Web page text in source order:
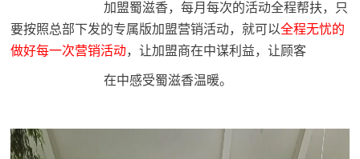
加盟蜀滋香，每月每次的活动全程帮扶，只
要按照总部下发的专属版加盟营销活动，就可以全程无忧的
做好每一次营销活动，让加盟商在中谋利益，让顾客
在中感受蜀滋香温暖。